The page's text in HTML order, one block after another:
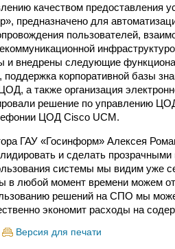
качеством предоставления
предназначено для
пользователей,
и внедрены следующие
поддержка корпоративной базы
а также организация
решение по управлению
ЦОД Cisco UCM.
ГАУ «Госинформ» Алексея
и сделать
системы мы видим уже
в любой момент времени можем
решений на СПО мы
экономит расходы на
Версия для печати